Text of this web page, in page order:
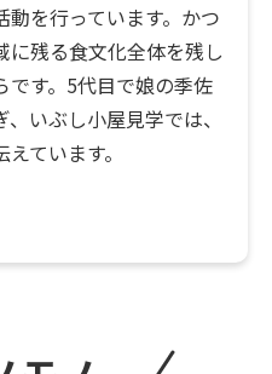
を行っています。かつ
に残る食文化全体を残し
です。5代目で娘の季佐
いぶし小屋見学では、
ています。